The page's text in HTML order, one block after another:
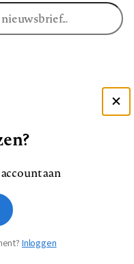
YouTube
ons
verdienen
antwoorden
aan
Inloggen